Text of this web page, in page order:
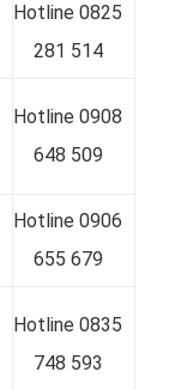
Hotline 0825
281 514
Hotline 0908
648 509
Hotline 0906
655 679
Hotline 0835
748 593